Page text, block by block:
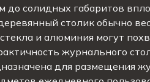
до солидных габаритов
столик обычно
и алюминия могут
журнального
для размещения